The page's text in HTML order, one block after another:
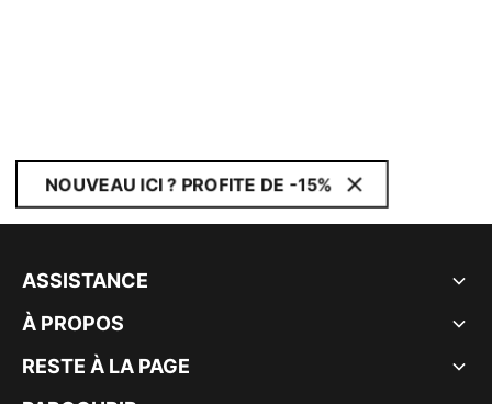
NOUVEAU ICI ? PROFITE DE -15%
ASSISTANCE
À PROPOS
RESTE À LA PAGE